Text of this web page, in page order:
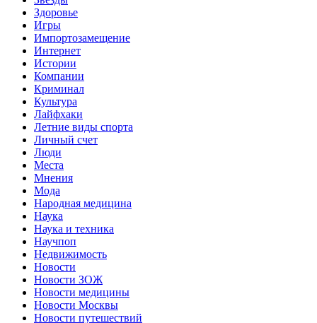
Здоровье
Игры
Импортозамещение
Интернет
Истории
Компании
Криминал
Культура
Лайфхаки
Летние виды спорта
Личный счет
Люди
Места
Мнения
Мода
Народная медицина
Наука
Наука и техника
Научпоп
Недвижимость
Новости
Новости ЗОЖ
Новости медицины
Новости Москвы
Новости путешествий